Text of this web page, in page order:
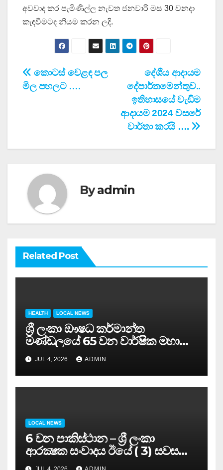
අවවාද කර පැමිණිල්ල නැවත ජනවාරි මස 30 වනදා
කැඳවීමටද නියම කරන ලදි.
Post
navigation
දේශීය ආදායම
දේපාර්තමෙන්තුව..
ඉතිහාසයේ වැඩිම
ආදායම 2024 වසරේ
වාර්තා කරයි ….
කොටස් වෙළඳ පල
මිල පහලට ….
Byadmin
Related Post
HEALTH LOCAL NEWS
ශ්‍රී ලංකා ඖෂධ කර්මාන්ත
මණ්ඩලයේ 65 වන වාර්ෂික මහා
සමුළුව සෞඛ්‍ය නියෝජ්‍ය
අමාත්‍යවරයාගේ ප්‍රධානත්වයෙන්……
JUL 4, 2026 ADMIN
LOCAL NEWS
6 වන පාකිස්ථාන – ශ්‍රී ලංකා
ආරක්‍ෂක සංවාදය ඊයේ ( 3) සවස
සාර්ථකව අවසන් කරයි..